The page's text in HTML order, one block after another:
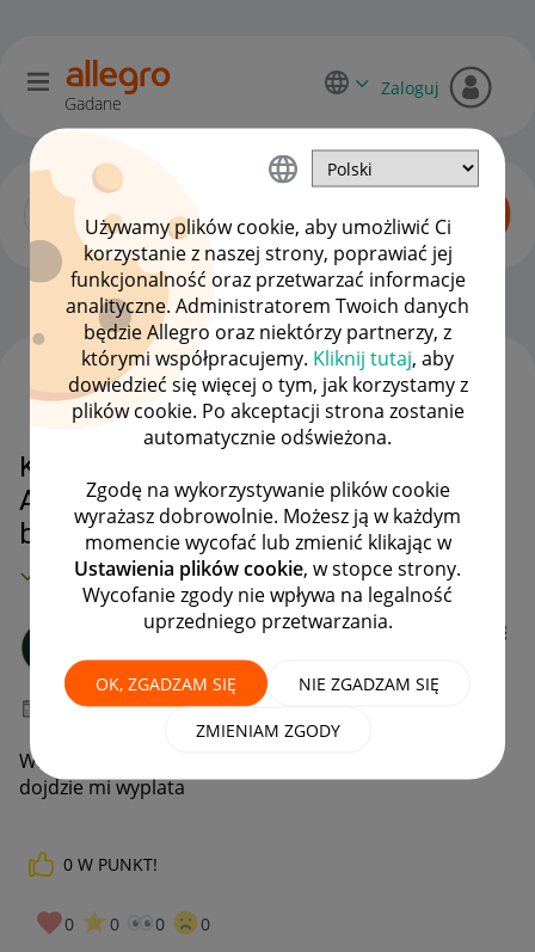
Używamy plików cookie, aby umożliwić Ci
korzystanie z naszej strony, poprawiać jej
funkcjonalność oraz przetwarzać informacje
analityczne. Administratorem Twoich danych
będzie Allegro oraz niektórzy partnerzy, z
którymi współpracujemy. Kliknij tutaj, aby
dowiedzieć się więcej o tym, jak korzystamy z
plików cookie. Po akceptacji strona zostanie
automatycznie odświeżona.
Zgodę na wykorzystywanie plików cookie
wyrażasz dobrowolnie. Możesz ją w każdym
momencie wycofać lub zmienić klikając w
Ustawienia plików cookie, w stopce strony.
Wycofanie zgody nie wpływa na legalność
uprzedniego przetwarzania.
OK, ZGADZAM SIĘ NIE ZGADZAM SIĘ
ZMIENIAM ZGODY
Gadane
Zaloguj
Sprzedający o Allegro Lokalnie OPCJE
Kiedy wypłacone pieniądze z
Allegro Finanse trafią na konto w
banku?
MAMY ROZWIĄZANIE!
Hgaggdjhsggdjsj
#7 Wielbiciel
‎24-08-2021 09:35
Witam wczoraj o 8 40 zlecilam wyplate z allegro kiedy
dojdzie mi wyplata
0 W PUNKT!
0 0 0 0
WSZYSTKIE TEMATY